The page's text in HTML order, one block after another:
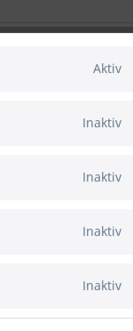
Diese Stabkerze
Aktiv
Inaktiv
Inaktiv
Inaktiv
Inaktiv